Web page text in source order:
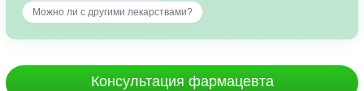
Можно ли с другими лекарствами?
Консультация фармацевта